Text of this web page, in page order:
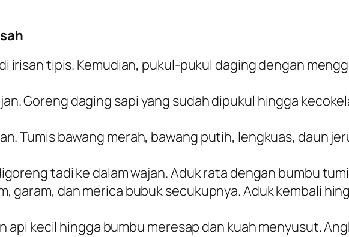
irisan tipis. Kemudian, pukul-pukul daging dengan
Goreng daging sapi yang sudah dipukul hingga
Tumis bawang merah, bawang putih, lengkuas, daun
tadi ke dalam wajan. Aduk rata dengan bumbu
garam, dan merica bubuk secukupnya. Aduk kembali
api kecil hingga bumbu meresap dan kuah menyusut.